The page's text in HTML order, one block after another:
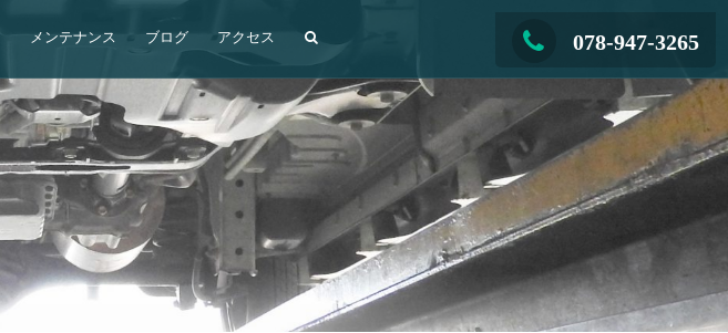
078-947-3265
メンテナンス ブログ アクセス